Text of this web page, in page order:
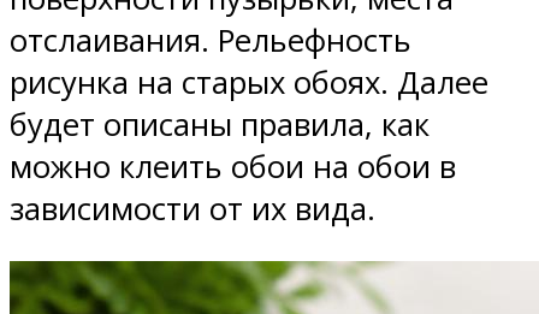
отслаивания. Рельефность
рисунка на старых обоях. Далее
будет описаны правила, как
можно клеить обои на обои в
зависимости от их вида.